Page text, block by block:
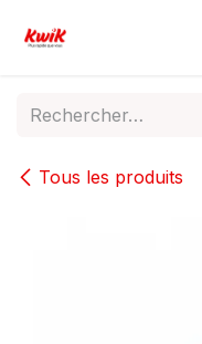
Tous les produits